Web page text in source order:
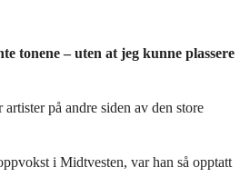
tonene – uten at jeg kunne plassere
på andre siden av den store
i Midtvesten, var han så opptatt